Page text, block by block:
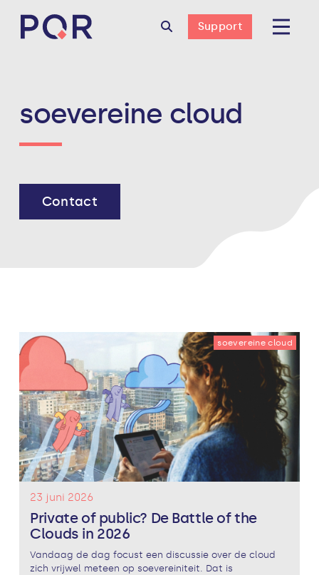
Support
soevereine cloud
Contact
soevereine cloud
23 juni 2026
Private of public? De Battle of the
Clouds in 2026
Vandaag de dag focust een discussie over de cloud
zich vrijwel meteen op soevereiniteit. Dat is